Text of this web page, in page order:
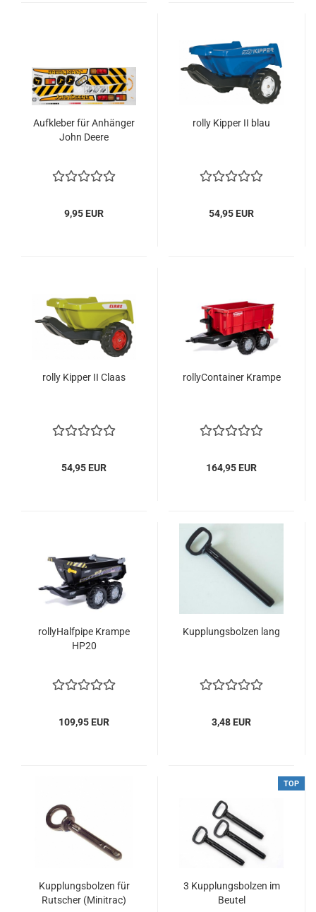
Aufkleber für Anhänger
John Deere
9,95 EUR
rolly Kipper II blau
54,95 EUR
rolly Kipper II Claas
54,95 EUR
rollyContainer Krampe
164,95 EUR
rollyHalfpipe Krampe
HP20
109,95 EUR
Kupplungsbolzen lang
3,48 EUR
Kupplungsbolzen für
Rutscher (Minitrac)
TOP
3 Kupplungsbolzen im
Beutel